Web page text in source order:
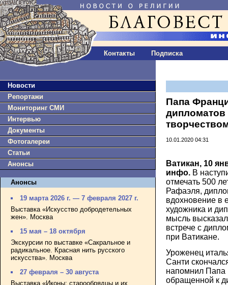
Контакты Подписка
Новости
Репортажи
Мониторинг СМИ
Интервью
Документы
Фотогалереи
Статьи
Анонсы
Анонсы
19 марта 2026 г. — 7 февраля 2027 г.
Выставка «Искусство добродетельных
жен». Москва
15 мая – 18 октября
Экскурсии по выставке «Сакральное и
радикальное. Красная нить русского
искусства». Москва
27 февраля – 30 августа
Выставка «Иконы: старообрядцы и их
Папа
дипломатов
10.01.2020 04:31
Ватикан, 10
инфо. В
отмечать 500
Рафаэля,
вдохновение в
художника и
мысль
встрече с
при Ватикане.
Уроженец
Санти
напомнил Папа
обращенной к